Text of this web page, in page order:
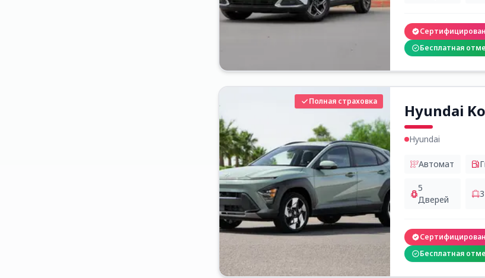
Бесплатная
Полная страховка Hyundai
Hyundai
Автомат
5
Дверей
3
Бесплатная